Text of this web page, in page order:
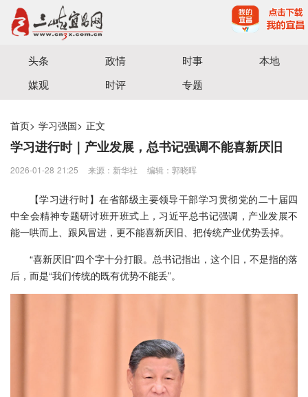
宜昌三峡融媒体中心主办
头条 政情 时事
本地
媒观
时评 专题
首页> 学习强国> 正文
学习进行时｜产业发展，总书记强调不能喜新厌旧
2026-01-28 21:25 来源：新华社 编辑：郭晓晖
【学习进行时】在省部级主要领导干部学习贯彻党的二十届四
中全会精神专题研讨班开班式上，习近平总书记强调，产业发展不
能一哄而上、跟风冒进，更不能喜新厌旧、把传统产业优势丢掉。
“喜新厌旧”四个字十分打眼。总书记指出，这个旧，不是指的落
后，而是“我们传统的既有优势不能丢”。